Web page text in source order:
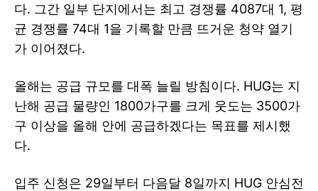
다. 그간 일부 단지에서는 최고 경쟁률 4087대 1, 평
균 경쟁률 74대 1을 기록할 만큼 뜨거운 청약 열기
가 이어졌다.
올해는 공급 규모를 대폭 늘릴 방침이다. HUG는 지
난해 공급 물량인 1800가구를 크게 웃도는 3500가
구 이상을 올해 안에 공급하겠다는 목표를 제시했
다.
입주 신청은 29일부터 다음달 8일까지 HUG 안심전